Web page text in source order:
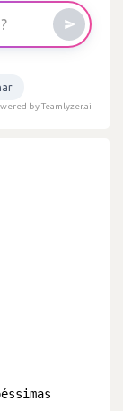
?
by Teamlyzer.ai